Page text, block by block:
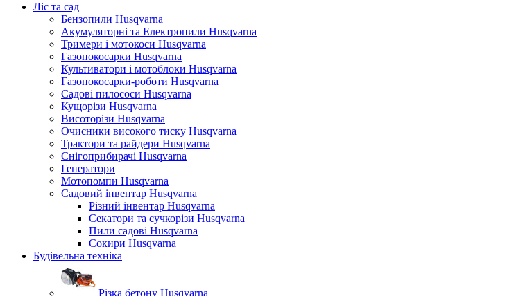
Ліс та сад
Бензопили Husqvarna
Акумуляторні та Електропили Husqvarna
Тримери і мотокоси Husqvarna
Газонокосарки Husqvarna
Культиватори і мотоблоки Husqvarna
Газонокосарки-роботи Husqvarna
Садові пилососи Husqvarna
Кущорізи Husqvarna
Висоторізи Husqvarna
Очисники високого тиску Husqvarna
Трактори та райдери Husqvarna
Снігоприбирачі Husqvarna
Генератори
Мотопомпи Husqvarna
Садовий інвентар Husqvarna
Різний інвентар Husqvarna
Секатори та сучкорізи Husqvarna
Пили садові Husqvarna
Сокири Husqvarna
Будівельна техніка
Різка бетону Husqvarna